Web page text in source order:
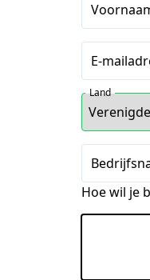
E-
Land
Hoe wil je